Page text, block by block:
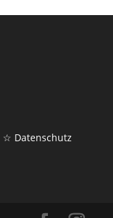
☆ Datenschutz